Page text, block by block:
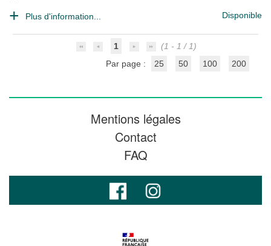
Plus d'information... Disponible
1
(1 - 1 / 1)
Par page :
25 50 100 200
Mentions légales
Contact
FAQ